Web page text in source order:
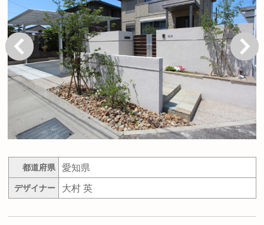
戻る 次へ
都道府県 愛知県
デザイナー 大村 英